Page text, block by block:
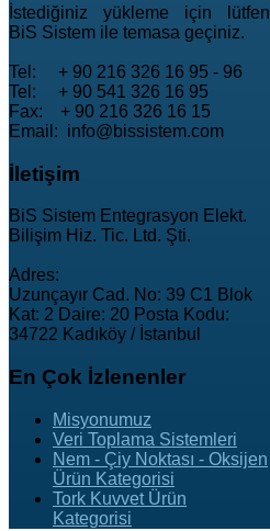
İstediğiniz yükleme için lütfen
BiS Sistem ile temasa geçiniz.
Tel: + 90 216 326 16 95 - 96
Tel: + 90 541 326 16 95
Fax: + 90 216 326 16 15
Email: info@bissistem.com
İletişim
BiS Sistem Entegrasyon Elekt.
Bilişim Hiz. Tic. Ltd. Şti.
Adres:
Uzunçayır Cad. No: 39 C1 Blok
Kat: 2 Daire: 20 Posta Kodu:
34722 Kadıköy / İstanbul
En Çok İzlenenler
Misyonumuz
Veri Toplama Sistemleri
Nem - Çiy Noktası - Oksijen
Ürün Kategorisi
Tork Kuvvet Ürün
Kategorisi